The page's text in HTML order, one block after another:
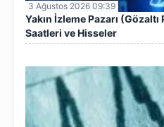
3 Ağustos 2026 09:39
Yakın İzleme Pazarı
Saatleri ve Hisseler